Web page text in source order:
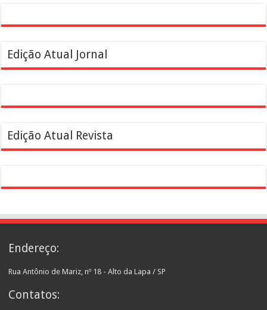
Edição Atual Jornal
Edição Atual Revista
Endereço:
Rua Antônio de Mariz, nº 18 - Alto da Lapa / SP
Contatos: